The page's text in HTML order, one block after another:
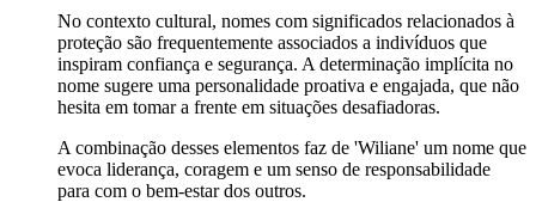
No contexto cultural, nomes com significados relacionados à
proteção são frequentemente associados a indivíduos que
inspiram confiança e segurança. A determinação implícita no
nome sugere uma personalidade proativa e engajada, que não
hesita em tomar a frente em situações desafiadoras.
A combinação desses elementos faz de 'Wiliane' um nome que
evoca liderança, coragem e um senso de responsabilidade
para com o bem-estar dos outros.